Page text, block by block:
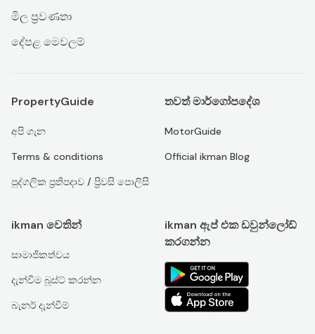
මිල ප්‍රවණතා
දේපළ මෙවලම්
PropertyGuide
අපි ගැන
Terms & conditions
පුද්ගලික ප්‍රතිපදාව / ප්‍රිවසි පොලිසි
තවත් මාර්ගෝපදේශ
MotorGuide
Official ikman Blog
ikman වෙතින්
සාමාජිකත්වය
දැන්වීම බූස්ට් කරන්න
බැනර් දැන්වීම්
ikman ඇප් එක ඩවුන්ලෝඩ්
කරගන්න